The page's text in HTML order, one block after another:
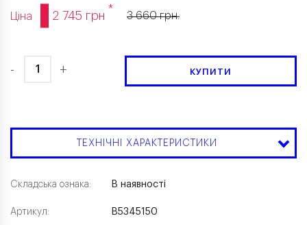
Ціна 2 745 грн *
3 660 грн.
- + КУПИТИ
ТЕХНІЧНІ ХАРАКТЕРИСТИКИ
Складська ознака:
Артикул:
В наявності
B5345150